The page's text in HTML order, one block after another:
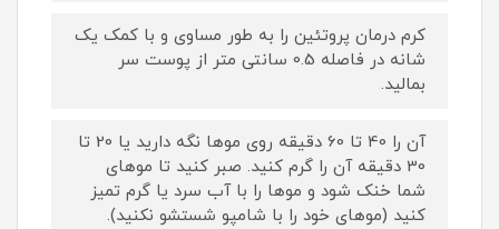
کرم درمان پروتئین را به طور مساوی و با کمک یک
شانه در فاصله 0.5 سانتی متر از پوست سر
بمالید.
آن را 40 تا 60 دقیقه روی موها نگه دارید یا 20 تا
30 دقیقه آن را گرم کنید. صبر کنید تا موهای
شما خنک شود و موها را با آب سرد یا گرم تمیز
کنید (موهای خود را با شامپو شستشو نکنید).